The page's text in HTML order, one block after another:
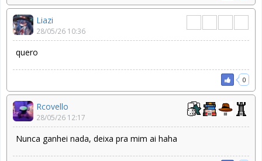
Liazi
28/05/26 10:36
quero
0
Rcovello
28/05/26 12:17
Nunca ganhei nada, deixa pra mim ai haha